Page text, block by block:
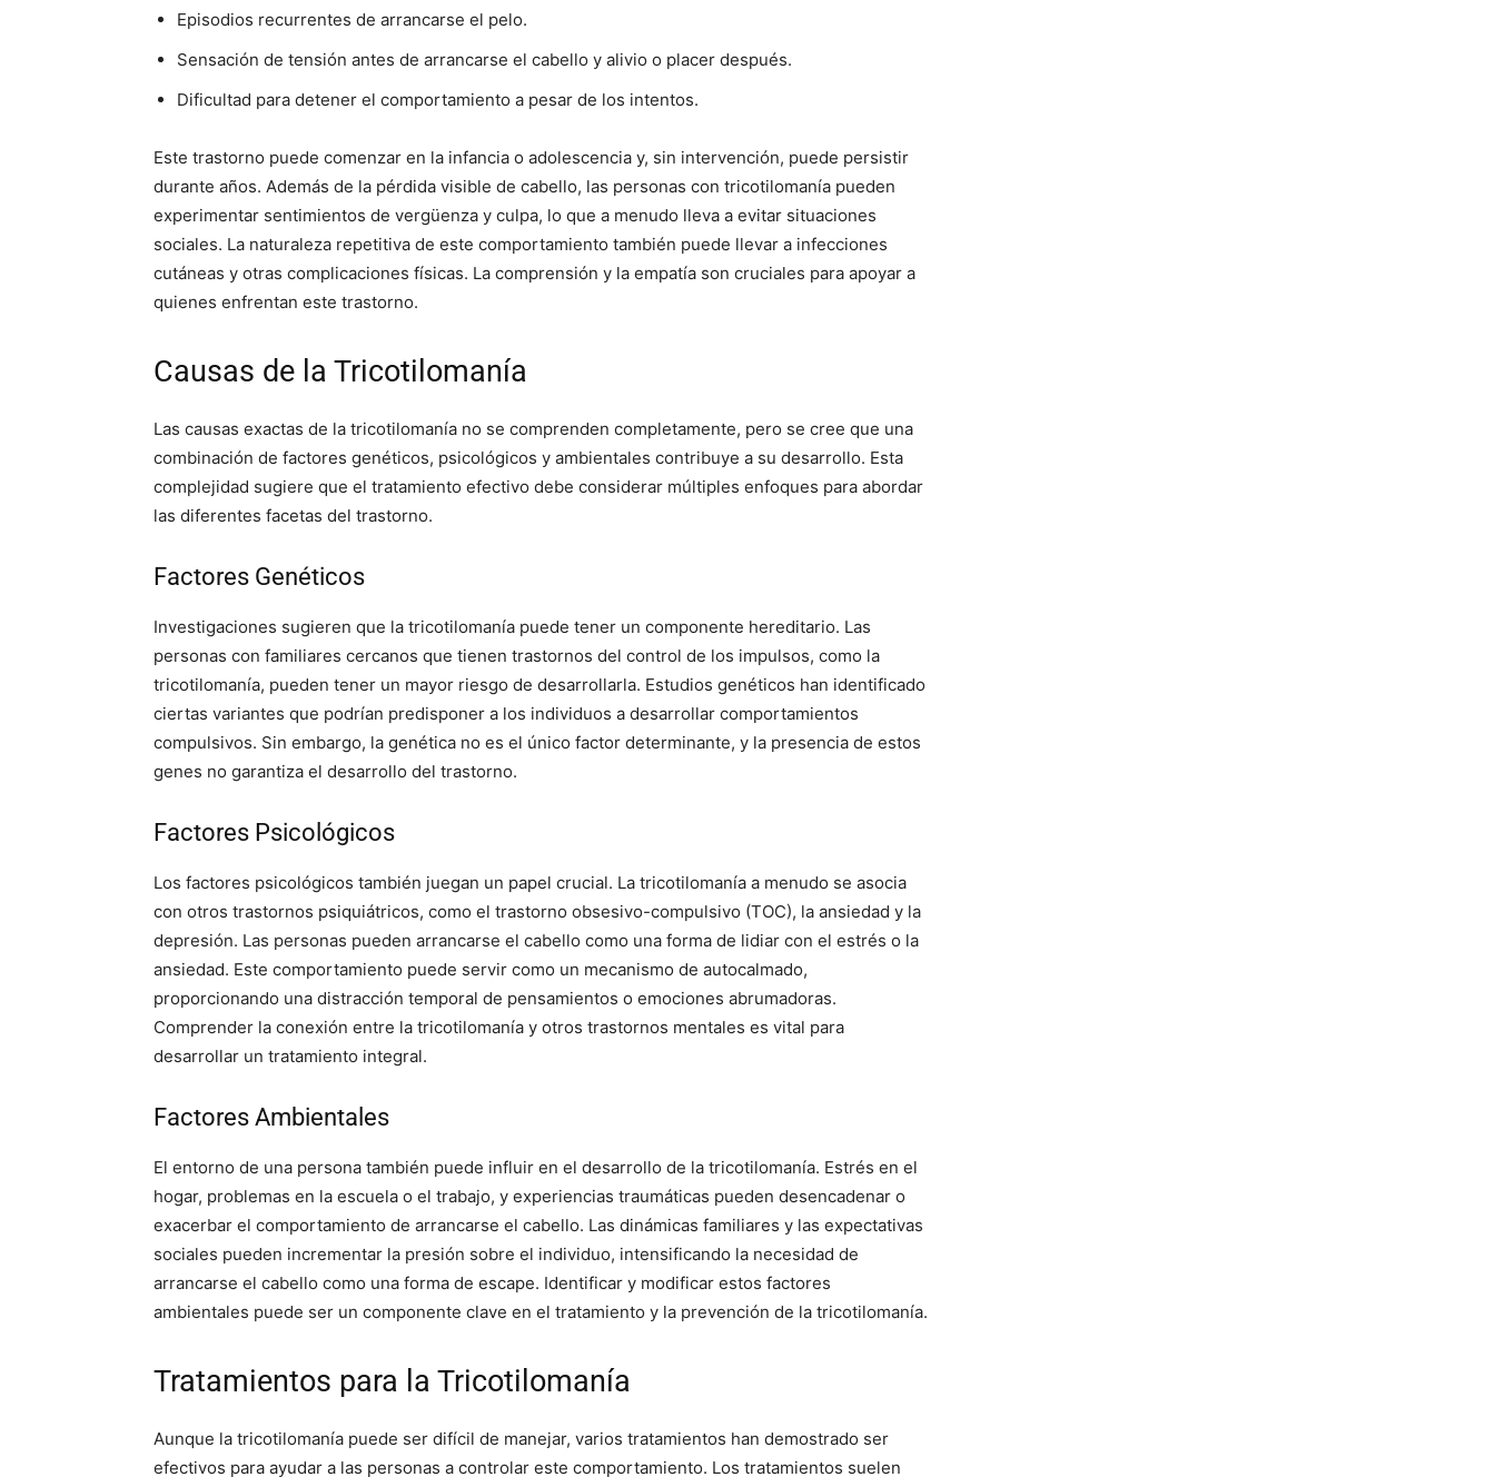
Episodios recurrentes de arrancarse el pelo.
Sensación de tensión antes de arrancarse el cabello y alivio o placer después.
Dificultad para detener el comportamiento a pesar de los intentos.
Este trastorno puede comenzar en la infancia o adolescencia y, sin intervención, puede persistir
durante años. Además de la pérdida visible de cabello, las personas con tricotilomanía pueden
experimentar sentimientos de vergüenza y culpa, lo que a menudo lleva a evitar situaciones
sociales. La naturaleza repetitiva de este comportamiento también puede llevar a infecciones
cutáneas y otras complicaciones físicas. La comprensión y la empatía son cruciales para apoyar a
quienes enfrentan este trastorno.
Causas de la Tricotilomanía
Las causas exactas de la tricotilomanía no se comprenden completamente, pero se cree que una
combinación de factores genéticos, psicológicos y ambientales contribuye a su desarrollo. Esta
complejidad sugiere que el tratamiento efectivo debe considerar múltiples enfoques para abordar
las diferentes facetas del trastorno.
Factores Genéticos
Investigaciones sugieren que la tricotilomanía puede tener un componente hereditario. Las
personas con familiares cercanos que tienen trastornos del control de los impulsos, como la
tricotilomanía, pueden tener un mayor riesgo de desarrollarla. Estudios genéticos han identificado
ciertas variantes que podrían predisponer a los individuos a desarrollar comportamientos
compulsivos. Sin embargo, la genética no es el único factor determinante, y la presencia de estos
genes no garantiza el desarrollo del trastorno.
Factores Psicológicos
Los factores psicológicos también juegan un papel crucial. La tricotilomanía a menudo se asocia
con otros trastornos psiquiátricos, como el trastorno obsesivo-compulsivo (TOC), la ansiedad y la
depresión. Las personas pueden arrancarse el cabello como una forma de lidiar con el estrés o la
ansiedad. Este comportamiento puede servir como un mecanismo de autocalmado,
proporcionando una distracción temporal de pensamientos o emociones abrumadoras.
Comprender la conexión entre la tricotilomanía y otros trastornos mentales es vital para
desarrollar un tratamiento integral.
Factores Ambientales
El entorno de una persona también puede influir en el desarrollo de la tricotilomanía. Estrés en el
hogar, problemas en la escuela o el trabajo, y experiencias traumáticas pueden desencadenar o
exacerbar el comportamiento de arrancarse el cabello. Las dinámicas familiares y las expectativas
sociales pueden incrementar la presión sobre el individuo, intensificando la necesidad de
arrancarse el cabello como una forma de escape. Identificar y modificar estos factores
ambientales puede ser un componente clave en el tratamiento y la prevención de la tricotilomanía.
Tratamientos para la Tricotilomanía
Aunque la tricotilomanía puede ser difícil de manejar, varios tratamientos han demostrado ser
efectivos para ayudar a las personas a controlar este comportamiento. Los tratamientos suelen